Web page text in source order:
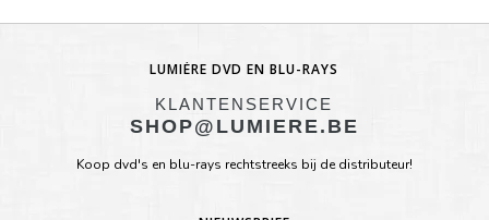
LUMIÈRE DVD EN BLU-RAYS
KLANTENSERVICE
SHOP@LUMIERE.BE
Koop dvd's en blu-rays rechtstreeks bij de distributeur!